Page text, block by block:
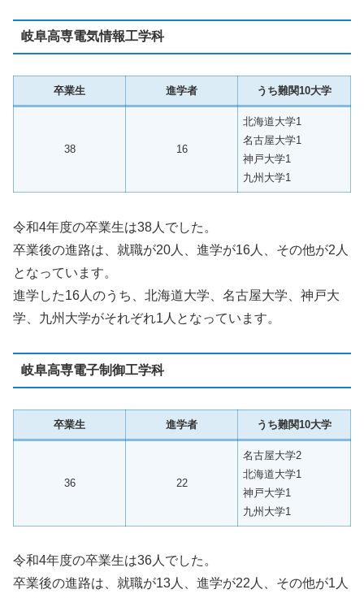
岐阜高専電気情報工学科
卒業生 進学者 うち難関10大学
38 16
北海道大学1
名古屋大学1
神戸大学1
九州大学1
令和4年度の卒業生は38人でした。
卒業後の進路は、就職が20人、進学が16人、その他が2人
となっています。
進学した16人のうち、北海道大学、名古屋大学、神戸大
学、九州大学がそれぞれ1人となっています。
岐阜高専電子制御工学科
卒業生 進学者 うち難関10大学
36 22
名古屋大学2
北海道大学1
神戸大学1
九州大学1
令和4年度の卒業生は36人でした。
卒業後の進路は、就職が13人、進学が22人、その他が1人